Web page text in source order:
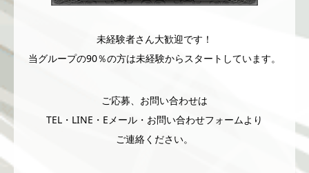
未経験者さん大歓迎です！
当グループの90％の方は未経験からスタートしています。
ご応募、お問い合わせは
TEL・LINE・Eメール・お問い合わせフォームより
ご連絡ください。